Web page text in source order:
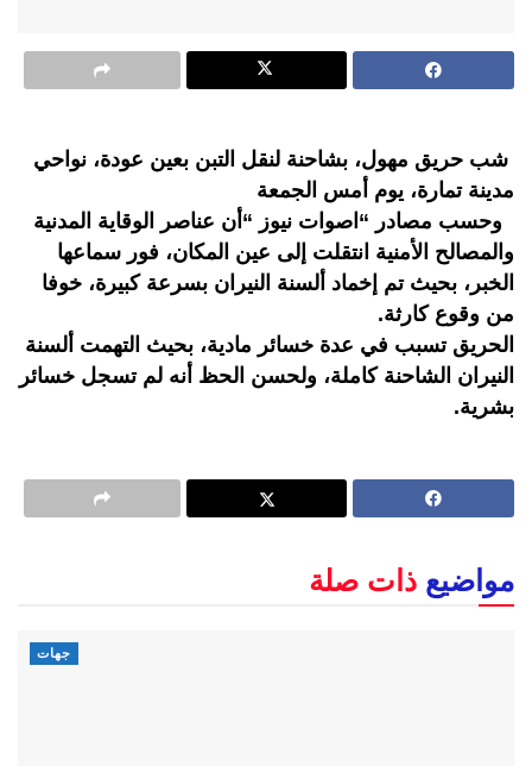
شب حريق مهول، بشاحنة لنقل التبن بعين عودة، نواحي
مدينة تمارة، يوم أمس الجمعة
وحسب مصادر “اصوات نيوز “أن عناصر الوقاية المدنية
والمصالح الأمنية انتقلت إلى عين المكان، فور سماعها
الخبر، بحيث تم إخماد ألسنة النيران بسرعة كبيرة، خوفا
من وقوع كارثة.
الحريق تسبب في عدة خسائر مادية، بحيث التهمت ألسنة
النيران الشاحنة كاملة، ولحسن الحظ أنه لم تسجل خسائر
بشرية.
مواضيع ذات صلة
جهات